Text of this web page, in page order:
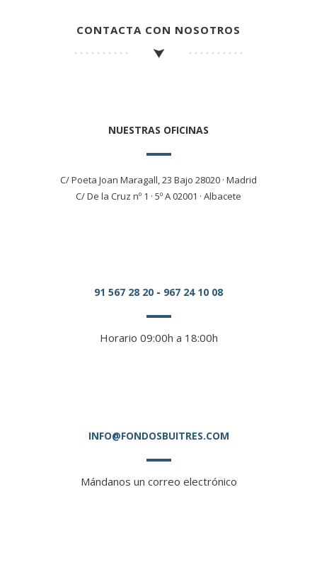
CONTACTA CON NOSOTROS
NUESTRAS OFICINAS
C/ Poeta Joan Maragall, 23 Bajo 28020 · Madrid
C/ De la Cruz nº 1 · 5º A 02001 · Albacete
91 567 28 20 - 967 24 10 08
Horario 09:00h a 18:00h
INFO@FONDOSBUITRES.COM
Mándanos un correo electrónico